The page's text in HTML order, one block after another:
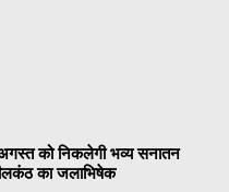
को निकलेगी भव्य सनातन
का जलाभिषेक